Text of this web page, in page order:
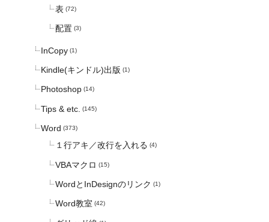
表 (72)
配置 (3)
InCopy (1)
Kindle(キンドル)出版 (1)
Photoshop (14)
Tips & etc. (145)
Word (373)
１行アキ／改行を入れる (4)
VBAマクロ (15)
WordとInDesignのリンク (1)
Word教室 (42)